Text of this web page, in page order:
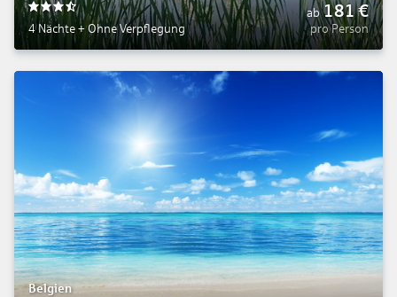
3.5
4 Nächte +Ohne Verpflegung
ab 181€
pro Person
Belgien